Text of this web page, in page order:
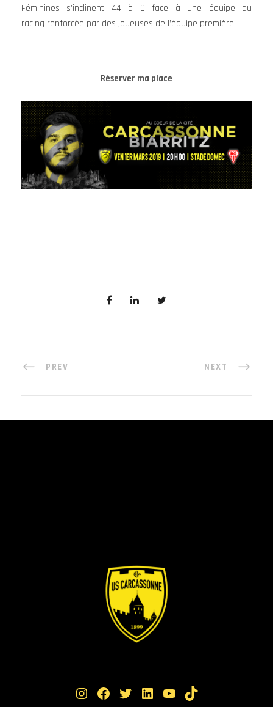
Féminines s’inclinent 44 à 0 face à une équipe du
racing renforcée par des joueuses de l’équipe première.
Réserver ma place
PREV NEXT
Instagram Facebook Twitter LinkedIn YouTube TikTok